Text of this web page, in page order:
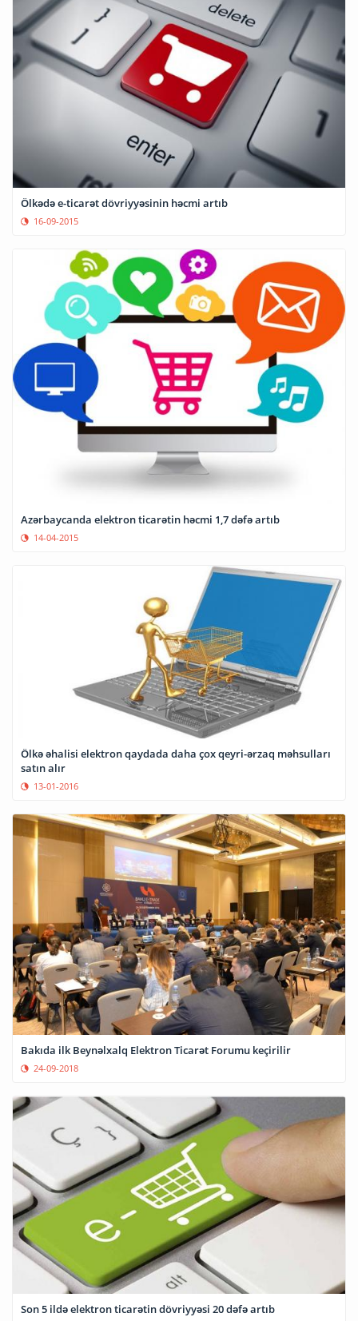
Ölkədə e-ticarət dövriyyəsinin həcmi artıb
16-09-2015
Azərbaycanda elektron ticarətin həcmi 1,7 dəfə artıb
14-04-2015
Ölkə əhalisi elektron qaydada daha çox qeyri-ərzaq məhsulları
satın alır
13-01-2016
Bakıda ilk Beynəlxalq Elektron Ticarət Forumu keçirilir
24-09-2018
Son 5 ildə elektron ticarətin dövriyyəsi 20 dəfə artıb